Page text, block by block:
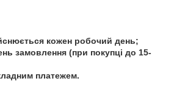
кожен робочий день;
замовлення (при покупці до 15-
платежем.